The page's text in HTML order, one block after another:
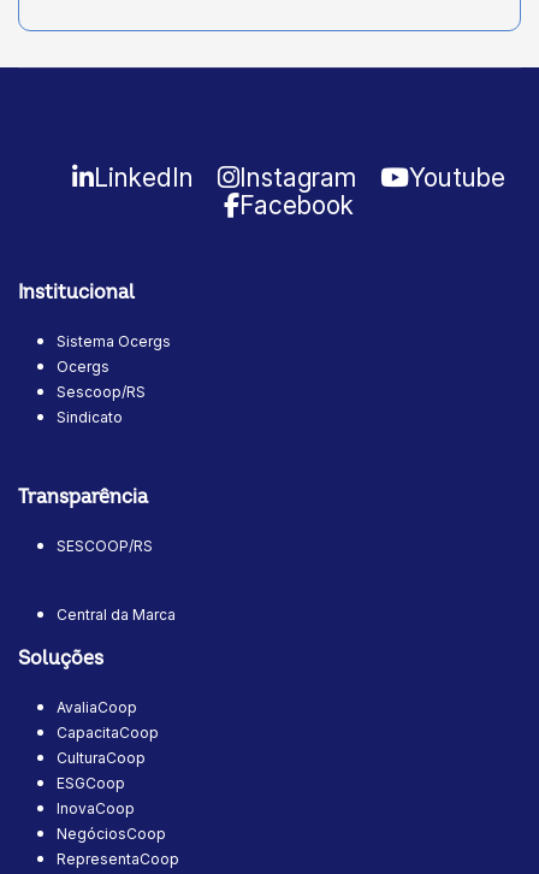
LinkedIn Instagram
Youtube
Facebook
Institucional
Sistema Ocergs
Ocergs
Sescoop/RS
Sindicato
Transparência
SESCOOP/RS
Central da Marca
Soluções
AvaliaCoop
CapacitaCoop
CulturaCoop
ESGCoop
InovaCoop
NegóciosCoop
RepresentaCoop